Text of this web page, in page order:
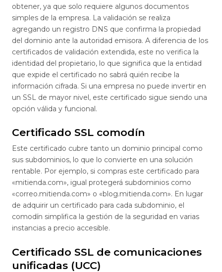
obtener, ya que solo requiere algunos documentos
simples de la empresa. La validación se realiza
agregando un registro DNS que confirma la propiedad
del dominio ante la autoridad emisora. A diferencia de los
certificados de validación extendida, este no verifica la
identidad del propietario, lo que significa que la entidad
que expide el certificado no sabrá quién recibe la
información cifrada. Si una empresa no puede invertir en
un SSL de mayor nivel, este certificado sigue siendo una
opción válida y funcional.
Certificado SSL comodín
Este certificado cubre tanto un dominio principal como
sus subdominios, lo que lo convierte en una solución
rentable. Por ejemplo, si compras este certificado para
«mitienda.com», igual protegerá subdominios como
«correo.mitienda.com» o «blog.mitienda.com». En lugar
de adquirir un certificado para cada subdominio, el
comodín simplifica la gestión de la seguridad en varias
instancias a precio accesible.
Certificado SSL de comunicaciones
unificadas (UCC)